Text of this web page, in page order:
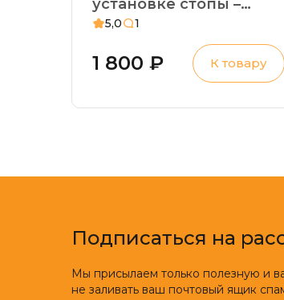
установке стопы –
детские стельки
ортопедические.
Плосковальгусная
нарушения осанки
5,0 1
1 800 ₽ К товару
Подписаться на
Мы присылаем только полезную и
не заливать ваш почтовый ящик